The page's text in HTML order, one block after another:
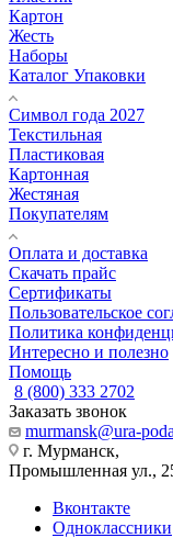
Картон
Жесть
Наборы
Каталог Упаковки
Символ года 2027
Текстильная
Пластиковая
Картонная
Жестяная
Покупателям
Оплата и доставка
Скачать прайс
Сертификаты
Пользовательское
Политика
Интересно и полезно
Помощь
8 (800) 333 2702
Заказать звонок
murmansk@ura-
г. Мурманск,
Промышленная ул.,
Вконтакте
Одноклассники